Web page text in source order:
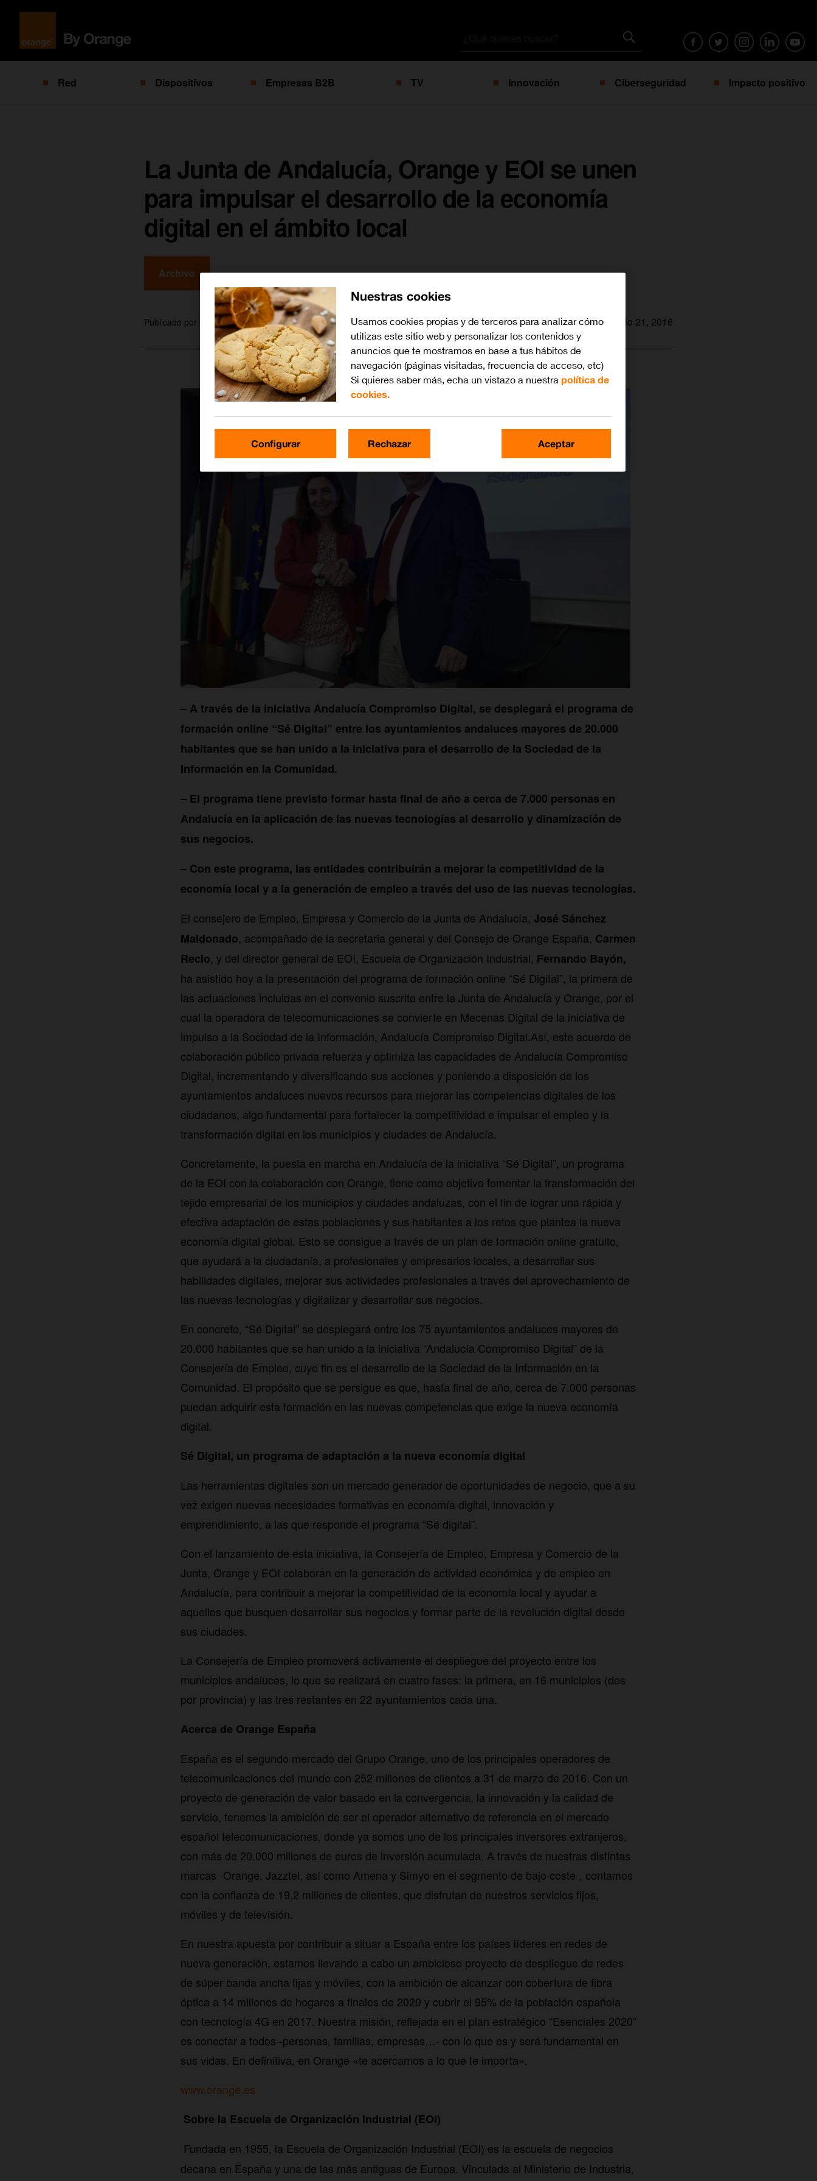
Red Dispositivos Empresas B2B TV Innovación Ciberseguridad Impacto positivo
La Junta de Andalucía, Orange y EOI se unen
para impulsar el desarrollo de la economía
digital en el ámbito local
Archivo
Publicado por martagamez junio 21, 2016
– A través de la iniciativa Andalucía Compromiso Digital, se desplegará el programa de
formación online “Sé Digital” entre los ayuntamientos andaluces mayores de 20.000
habitantes que se han unido a la iniciativa para el desarrollo de la Sociedad de la
Información en la Comunidad.
– El programa tiene previsto formar hasta final de año a cerca de 7.000 personas en
Andalucía en la aplicación de las nuevas tecnologías al desarrollo y dinamización de
sus negocios.
– Con este programa, las entidades contribuirán a mejorar la competitividad de la
economía local y a la generación de empleo a través del uso de las nuevas tecnologías.
El consejero de Empleo, Empresa y Comercio de la Junta de Andalucía, José Sánchez
Maldonado, acompañado de la secretaria general y del Consejo de Orange España, Carmen
Recio, y del director general de EOI, Escuela de Organización Industrial, Fernando Bayón,
ha asistido hoy a la presentación del programa de formación online “Sé Digital”, la primera de
las actuaciones incluidas en el convenio suscrito entre la Junta de Andalucía y Orange, por el
cual la operadora de telecomunicaciones se convierte en Mecenas Digital de la iniciativa de
impulso a la Sociedad de la Información, Andalucía Compromiso Digital.Así, este acuerdo de
colaboración público privada refuerza y optimiza las capacidades de Andalucía Compromiso
Digital, incrementando y diversificando sus acciones y poniendo a disposición de los
ayuntamientos andaluces nuevos recursos para mejorar las competencias digitales de los
ciudadanos, algo fundamental para fortalecer la competitividad e impulsar el empleo y la
transformación digital en los municipios y ciudades de Andalucía.
Concretamente, la puesta en marcha en Andalucía de la iniciativa “Sé Digital”, un programa
de la EOI con la colaboración con Orange, tiene como objetivo fomentar la transformación del
tejido empresarial de los municipios y ciudades andaluzas, con el fin de lograr una rápida y
efectiva adaptación de estas poblaciones y sus habitantes a los retos que plantea la nueva
economía digital global. Esto se consigue a través de un plan de formación online gratuito,
que ayudará a la ciudadanía, a profesionales y empresarios locales, a desarrollar sus
habilidades digitales, mejorar sus actividades profesionales a través del aprovechamiento de
las nuevas tecnologías y digitalizar y desarrollar sus negocios.
En concreto, “Sé Digital” se desplegará entre los 75 ayuntamientos andaluces mayores de
20.000 habitantes que se han unido a la iniciativa “Andalucía Compromiso Digital” de la
Consejería de Empleo, cuyo fin es el desarrollo de la Sociedad de la Información en la
Comunidad. El propósito que se persigue es que, hasta final de año, cerca de 7.000 personas
puedan adquirir esta formación en las nuevas competencias que exige la nueva economía
digital.
Sé Digital, un programa de adaptación a la nueva economía digital
Las herramientas digitales son un mercado generador de oportunidades de negocio, que a su
vez exigen nuevas necesidades formativas en economía digital, innovación y
emprendimiento, a las que responde el programa “Sé digital”.
Con el lanzamiento de esta iniciativa, la Consejería de Empleo, Empresa y Comercio de la
Junta, Orange y EOI colaboran en la generación de actividad económica y de empleo en
Andalucía, para contribuir a mejorar la competitividad de la economía local y ayudar a
aquellos que busquen desarrollar sus negocios y formar parte de la revolución digital desde
sus ciudades.
La Consejería de Empleo promoverá activamente el despliegue del proyecto entre los
municipios andaluces, lo que se realizará en cuatro fases: la primera, en 16 municipios (dos
por provincia) y las tres restantes en 22 ayuntamientos cada una.
Acerca de Orange España
España es el segundo mercado del Grupo Orange, uno de los principales operadores de
telecomunicaciones del mundo con 252 millones de clientes a 31 de marzo de 2016. Con un
proyecto de generación de valor basado en la convergencia, la innovación y la calidad de
servicio, tenemos la ambición de ser el operador alternativo de referencia en el mercado
español telecomunicaciones, donde ya somos uno de los principales inversores extranjeros,
con más de 20.000 millones de euros de inversión acumulada. A través de nuestras distintas
marcas -Orange, Jazztel, así como Amena y Simyo en el segmento de bajo coste-, contamos
con la confianza de 19,2 millones de clientes, que disfrutan de nuestros servicios fijos,
móviles y de televisión.
En nuestra apuesta por contribuir a situar a España entre los países líderes en redes de
nueva generación, estamos llevando a cabo un ambicioso proyecto de despliegue de redes
de súper banda ancha fijas y móviles, con la ambición de alcanzar con cobertura de fibra
óptica a 14 millones de hogares a finales de 2020 y cubrir el 95% de la población española
con tecnología 4G en 2017. Nuestra misión, reflejada en el plan estratégico “Esenciales 2020”
es conectar a todos -personas, familias, empresas…- con lo que es y será fundamental en
sus vidas. En definitiva, en Orange «te acercamos a lo que te importa».
www.orange.es
Sobre la Escuela de Organización Industrial (EOI)
Fundada en 1955, la Escuela de Organización Industrial (EOI) es la escuela de negocios
decana en España y una de las más antiguas de Europa. Vinculada al Ministerio de Industria,
Nuestras cookies
Usamos cookies propias y de terceros para analizar cómo
utilizas este sitio web y personalizar los contenidos y
anuncios que te mostramos en base a tus hábitos de
navegación (páginas visitadas, frecuencia de acceso, etc)
Si quieres saber más, echa un vistazo a nuestra política de
cookies.
Configurar Rechazar Aceptar